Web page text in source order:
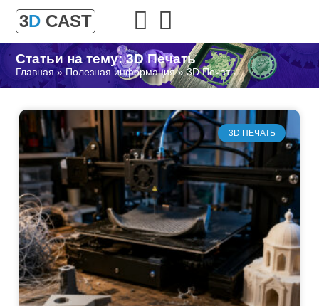
3D CAST
Статьи на тему: 3D Печать
Главная » Полезная информация»3D Печать
3D ПЕЧАТЬ